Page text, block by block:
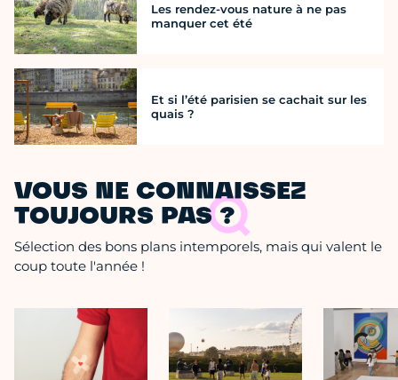
Les rendez-vous nature à ne pas
manquer cet été
Et si l’été parisien se cachait sur les
quais ?
VOUS NE CONNAISSEZ
TOUJOURS PAS ?
Sélection des bons plans intemporels, mais qui valent le
coup toute l'année !